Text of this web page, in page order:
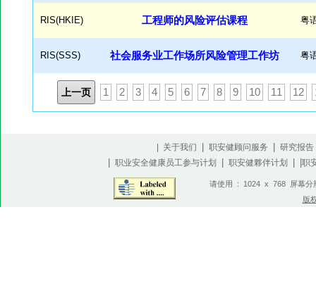
RIS(HKIE) 工程师的风险评估课程 粤
RIS(SSS) 社会服务业工作场所风险管理工作坊 粤
上一页 1 2 3 4 5 6 7 8 9 10 11 12
| 关于我们 职安健顾问服务 研究报告
职业安全健康员工参与计划 职安健夥伴计划 职
请使用 : 1024 x 768 屏幕分
版